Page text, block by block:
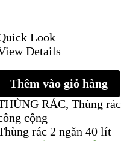
Look
Details
Thêm vào giỏ hàng
RÁC, Thùng rác
cộng
rác 2 ngăn 40 lít